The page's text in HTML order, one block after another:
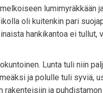
lumimyräkkään
oli kuitenkin pari
hankikantoa ei
Lunta tuli niin
ja polulle tuli syviä,
rakenteisiin ja